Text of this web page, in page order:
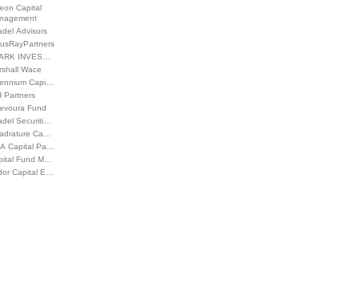
Capital
Advisors
INVES…
Wace
Capi…
Partners
Fund
Securiti…
Ca…
Capital Pa…
Fund M…
Capital E…